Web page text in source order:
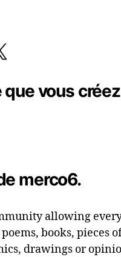
vous
merco6.
allowing
books, pieces
drawings or